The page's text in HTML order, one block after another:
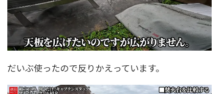
だいぶ使ったので反りかえっています。